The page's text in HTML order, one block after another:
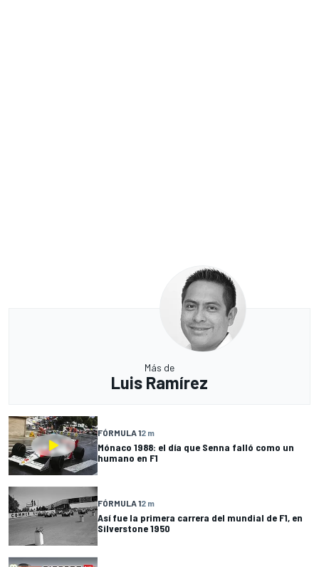
Más de
Luis Ramírez
FÓRMULA 12 m
Mónaco 1988: el día que Senna falló como un
humano en F1
FÓRMULA 12 m
Así fue la primera carrera del mundial de F1, en
Silverstone 1950